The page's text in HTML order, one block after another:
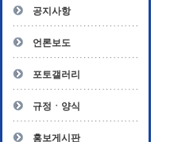
- 전문수련감독자
- 전문수련기관
공지사항
언론보도
포토갤러리
규정ㆍ양식
홍보게시판